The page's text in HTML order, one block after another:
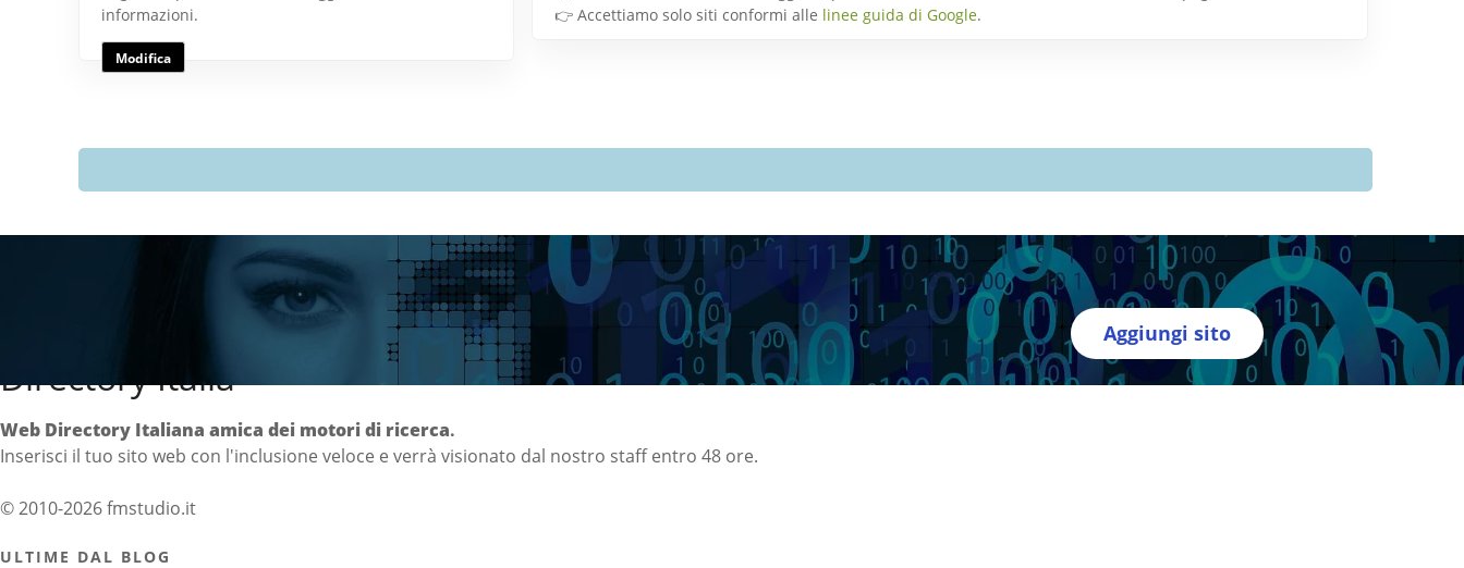
informazioni.
Modifica
👉 Accettiamo solo siti conformi alle linee guida di Google.
Aggiungi sito
Directory Italia
Web Directory Italiana amica dei motori di ricerca.
Inserisci il tuo sito web con l'inclusione veloce e verrà visionato dal nostro staff entro 48 ore.
© 2010-2026 fmstudio.it
ULTIME DAL BLOG